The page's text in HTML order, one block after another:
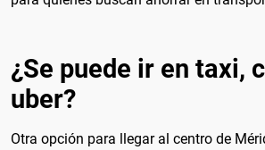
¿Se puede ir en taxi,
uber?
Otra opción para llegar al centro de